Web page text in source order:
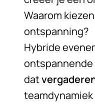
Waarom
ontspanning?
Hybride
dat